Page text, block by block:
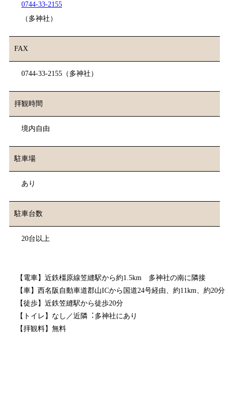
0744-33-2155
（多神社）
FAX
0744-33-2155（多神社）
拝観時間
境内⾃由
駐車場
あり
駐車台数
20台以上
【電⾞】近鉄橿原線笠縫駅から約1.5km 多神社の南に隣接
【⾞】⻄名阪⾃動⾞道郡⼭ICから国道24号経由、約11km、約20分
【徒歩】近鉄笠縫駅から徒歩20分
【トイレ】なし／近隣︓多神社にあり
【拝観料】無料